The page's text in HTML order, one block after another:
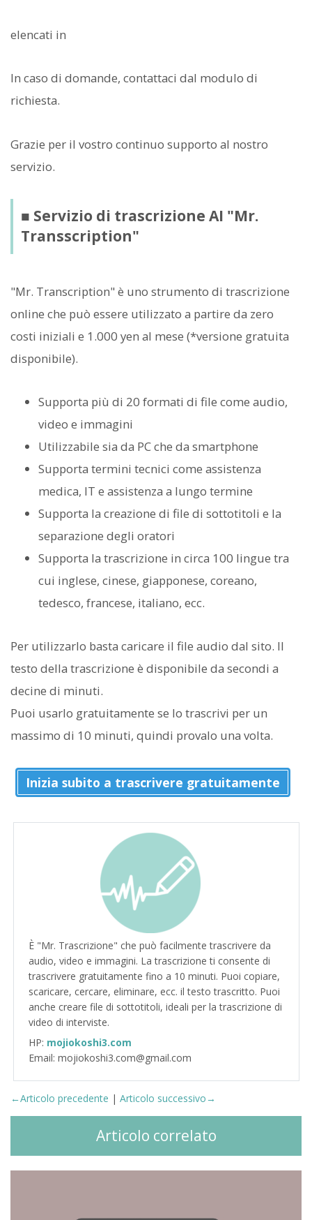
elencati in
In caso di domande, contattaci dal modulo di
richiesta.
Grazie per il vostro continuo supporto al nostro
servizio.
■ Servizio di trascrizione AI "Mr.
Transscription"
"Mr. Transcription" è uno strumento di trascrizione
online che può essere utilizzato a partire da zero
costi iniziali e 1.000 yen al mese (*versione gratuita
disponibile).
Supporta più di 20 formati di file come audio,
video e immagini
Utilizzabile sia da PC che da smartphone
Supporta termini tecnici come assistenza
medica, IT e assistenza a lungo termine
Supporta la creazione di file di sottotitoli e la
separazione degli oratori
Supporta la trascrizione in circa 100 lingue tra
cui inglese, cinese, giapponese, coreano,
tedesco, francese, italiano, ecc.
Per utilizzarlo basta caricare il file audio dal sito. Il
testo della trascrizione è disponibile da secondi a
decine di minuti.
Puoi usarlo gratuitamente se lo trascrivi per un
massimo di 10 minuti, quindi provalo una volta.
Inizia subito a trascrivere gratuitamente
È "Mr. Trascrizione" che può facilmente trascrivere da
audio, video e immagini. La trascrizione ti consente di
trascrivere gratuitamente fino a 10 minuti. Puoi copiare,
scaricare, cercare, eliminare, ecc. il testo trascritto. Puoi
anche creare file di sottotitoli, ideali per la trascrizione di
video di interviste.
HP: mojiokoshi3.com
Email: mojiokoshi3.com@gmail.com
←Articolo precedente | Articolo successivo→
Articolo correlato